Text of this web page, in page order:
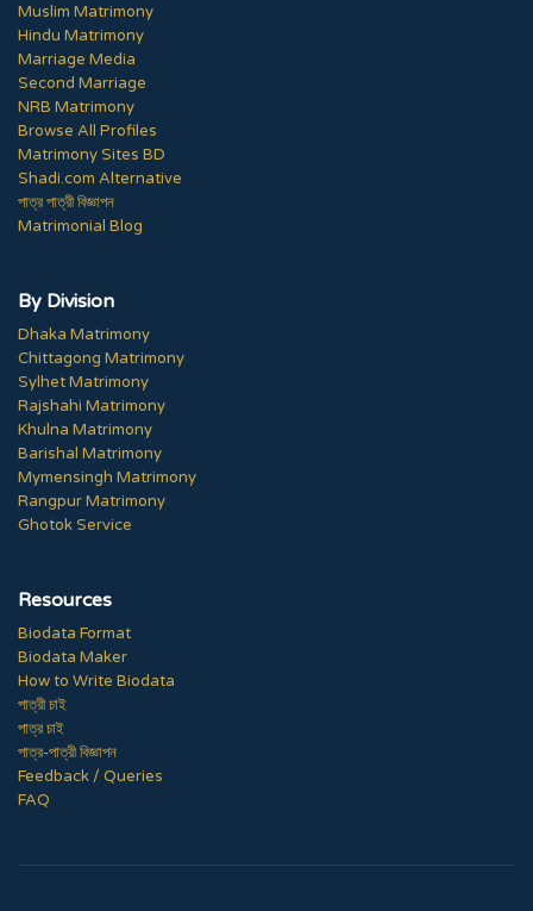
Muslim Matrimony
Hindu Matrimony
Marriage Media
Second Marriage
NRB Matrimony
Browse All Profiles
Matrimony Sites BD
Shadi.com Alternative
পাত্র পাত্রী বিজ্ঞাপন
Matrimonial Blog
By Division
Dhaka Matrimony
Chittagong Matrimony
Sylhet Matrimony
Rajshahi Matrimony
Khulna Matrimony
Barishal Matrimony
Mymensingh Matrimony
Rangpur Matrimony
Ghotok Service
Resources
Biodata Format
Biodata Maker
How to Write Biodata
পাত্রী চাই
পাত্র চাই
পাত্র-পাত্রী বিজ্ঞাপন
Feedback / Queries
FAQ